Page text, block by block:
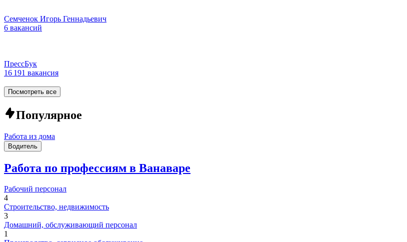
Семченок Игорь Геннадьевич
6 вакансий
ПрессБук
16 191 вакансия
Посмотреть все
Популярное
Работа из дома
Водитель
Работа по профессиям в Ванаваре
Рабочий персонал
4
Строительство, недвижимость
3
Домашний, обслуживающий персонал
1